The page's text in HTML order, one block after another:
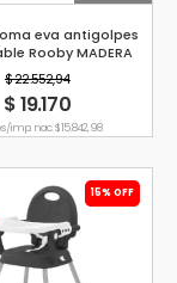
eva antigolpes
Rooby MADERA
OSCURA
$ 22.552,94
$ 19.170
s/imp. nac. $ 15.842,98
15% OFF